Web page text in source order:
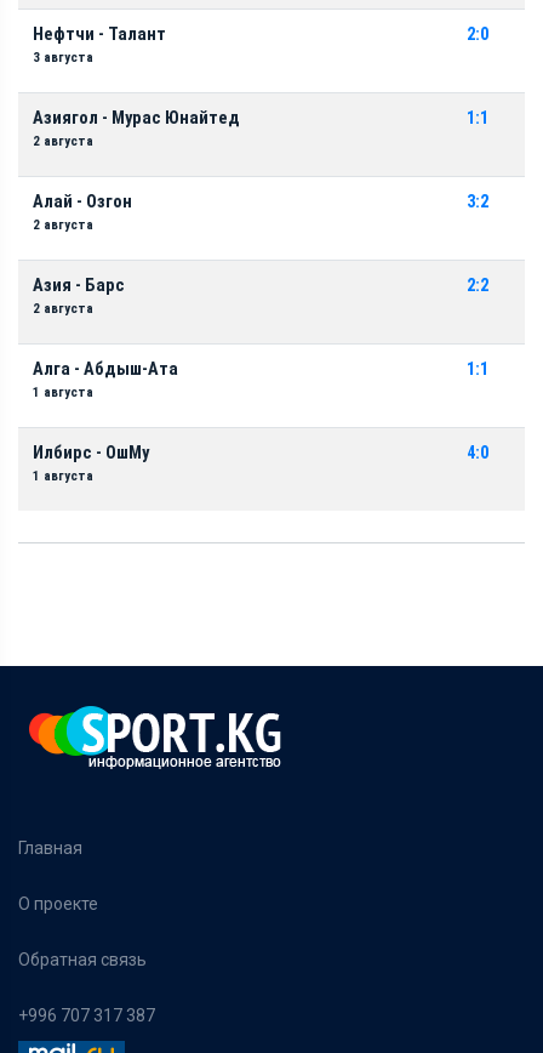
Нефтчи - Талант
3 августа
2:0
Азиягол - Мурас Юнайтед
2 августа
1:1
Алай - Озгон
2 августа
3:2
Азия - Барс
2 августа
2:2
Алга - Абдыш-Ата
1 августа
1:1
Илбирс - ОшМу
1 августа
4:0
Главная
О проекте
Обратная связь
+996 707 317 387